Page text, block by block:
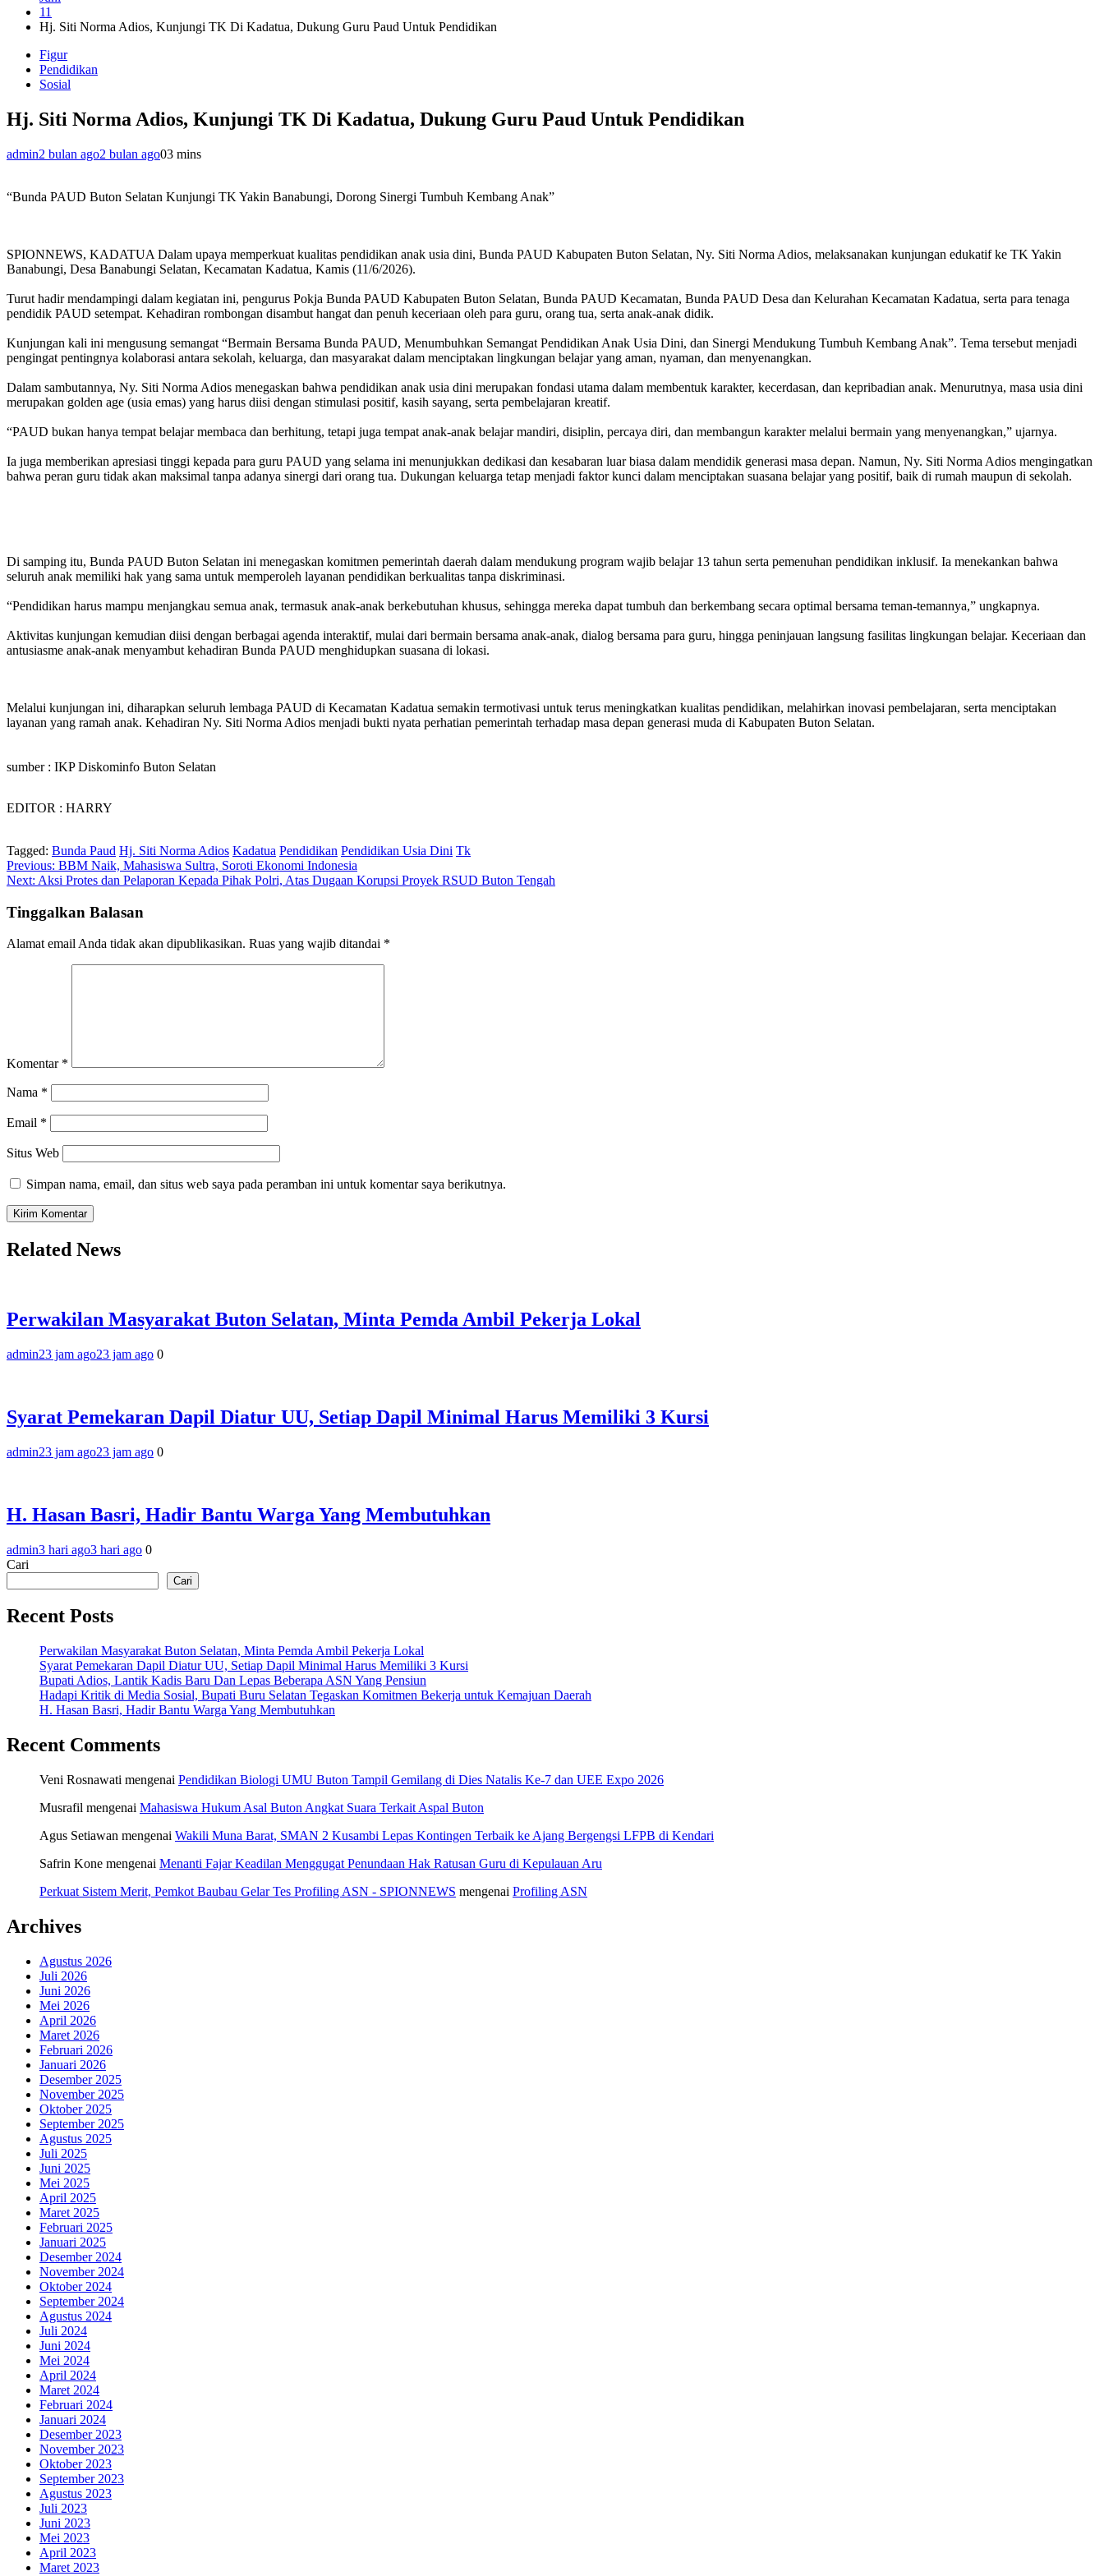
11
Hj. Siti Norma Adios, Kunjungi TK Di Kadatua, Dukung Guru Paud Untuk Pendidikan
Figur
Pendidikan
Sosial
Hj. Siti Norma Adios, Kunjungi TK Di Kadatua, Dukung Guru Paud Untuk Pendidikan
admin2 bulan ago2 bulan ago03 mins
“Bunda PAUD Buton Selatan Kunjungi TK Yakin Banabungi, Dorong Sinergi Tumbuh Kembang Anak”
‎SPIONNEWS, KADATUA Dalam upaya memperkuat kualitas pendidikan anak usia dini, Bunda PAUD Kabupaten Buton Selatan, Ny. Siti Norma Adios, melaksanakan kunjungan edukatif ke TK Yakin
Banabungi, Desa Banabungi Selatan, Kecamatan Kadatua, Kamis (11/6/2026).
‎Turut hadir mendampingi dalam kegiatan ini, pengurus Pokja Bunda PAUD Kabupaten Buton Selatan, Bunda PAUD Kecamatan, Bunda PAUD Desa dan Kelurahan Kecamatan Kadatua, serta para tenaga
pendidik PAUD setempat. Kehadiran rombongan disambut hangat dan penuh keceriaan oleh para guru, orang tua, serta anak-anak didik.
‎Kunjungan kali ini mengusung semangat “Bermain Bersama Bunda PAUD, Menumbuhkan Semangat Pendidikan Anak Usia Dini, dan Sinergi Mendukung Tumbuh Kembang Anak”. Tema tersebut menjadi
pengingat pentingnya kolaborasi antara sekolah, keluarga, dan masyarakat dalam menciptakan lingkungan belajar yang aman, nyaman, dan menyenangkan.
‎Dalam sambutannya, Ny. Siti Norma Adios menegaskan bahwa pendidikan anak usia dini merupakan fondasi utama dalam membentuk karakter, kecerdasan, dan kepribadian anak. Menurutnya, masa usia dini
merupakan golden age (usia emas) yang harus diisi dengan stimulasi positif, kasih sayang, serta pembelajaran kreatif.
‎“PAUD bukan hanya tempat belajar membaca dan berhitung, tetapi juga tempat anak-anak belajar mandiri, disiplin, percaya diri, dan membangun karakter melalui bermain yang menyenangkan,” ujarnya.
‎Ia juga memberikan apresiasi tinggi kepada para guru PAUD yang selama ini menunjukkan dedikasi dan kesabaran luar biasa dalam mendidik generasi masa depan. Namun, Ny. Siti Norma Adios mengingatkan
bahwa peran guru tidak akan maksimal tanpa adanya sinergi dari orang tua. Dukungan keluarga tetap menjadi faktor kunci dalam menciptakan suasana belajar yang positif, baik di rumah maupun di sekolah.
‎Di samping itu, Bunda PAUD Buton Selatan ini menegaskan komitmen pemerintah daerah dalam mendukung program wajib belajar 13 tahun serta pemenuhan pendidikan inklusif. Ia menekankan bahwa
seluruh anak memiliki hak yang sama untuk memperoleh layanan pendidikan berkualitas tanpa diskriminasi.
‎“Pendidikan harus mampu menjangkau semua anak, termasuk anak-anak berkebutuhan khusus, sehingga mereka dapat tumbuh dan berkembang secara optimal bersama teman-temannya,” ungkapnya.
‎Aktivitas kunjungan kemudian diisi dengan berbagai agenda interaktif, mulai dari bermain bersama anak-anak, dialog bersama para guru, hingga peninjauan langsung fasilitas lingkungan belajar. Keceriaan dan
antusiasme anak-anak menyambut kehadiran Bunda PAUD menghidupkan suasana di lokasi.
‎Melalui kunjungan ini, diharapkan seluruh lembaga PAUD di Kecamatan Kadatua semakin termotivasi untuk terus meningkatkan kualitas pendidikan, melahirkan inovasi pembelajaran, serta menciptakan
layanan yang ramah anak. Kehadiran Ny. Siti Norma Adios menjadi bukti nyata perhatian pemerintah terhadap masa depan generasi muda di Kabupaten Buton Selatan.
‎sumber : IKP Diskominfo Buton Selatan
EDITOR : HARRY
Tagged: Bunda Paud Hj. Siti Norma Adios Kadatua Pendidikan Pendidikan Usia Dini Tk
Navigasi
pos
Previous: BBM Naik, Mahasiswa Sultra, Soroti Ekonomi Indonesia
Next: Aksi Protes dan Pelaporan Kepada Pihak Polri, Atas Dugaan Korupsi Proyek RSUD Buton Tengah
Tinggalkan Balasan
Alamat email Anda tidak akan dipublikasikan. Ruas yang wajib ditandai *
Komentar *
Nama *
Email *
Situs Web
Simpan nama, email, dan situs web saya pada peramban ini untuk komentar saya berikutnya.
Related News
Perwakilan Masyarakat Buton Selatan, Minta Pemda Ambil Pekerja Lokal
admin23 jam ago23 jam ago 0
Syarat Pemekaran Dapil Diatur UU, Setiap Dapil Minimal Harus Memiliki 3 Kursi
admin23 jam ago23 jam ago 0
H. Hasan Basri, Hadir Bantu Warga Yang Membutuhkan
admin3 hari ago3 hari ago 0
Cari
Cari
Recent Posts
Perwakilan Masyarakat Buton Selatan, Minta Pemda Ambil Pekerja Lokal
Syarat Pemekaran Dapil Diatur UU, Setiap Dapil Minimal Harus Memiliki 3 Kursi
Bupati Adios, Lantik Kadis Baru Dan Lepas Beberapa ASN Yang Pensiun
Hadapi Kritik di Media Sosial, Bupati Buru Selatan Tegaskan Komitmen Bekerja untuk Kemajuan Daerah
H. Hasan Basri, Hadir Bantu Warga Yang Membutuhkan
Recent Comments
Veni Rosnawati mengenai Pendidikan Biologi UMU Buton Tampil Gemilang di Dies Natalis Ke-7 dan UEE Expo 2026
Musrafil mengenai Mahasiswa Hukum Asal Buton Angkat Suara Terkait Aspal Buton
Agus Setiawan mengenai Wakili Muna Barat, SMAN 2 Kusambi Lepas Kontingen Terbaik ke Ajang Bergengsi LFPB di Kendari
Safrin Kone mengenai Menanti Fajar Keadilan Menggugat Penundaan Hak Ratusan Guru di Kepulauan Aru
Perkuat Sistem Merit, Pemkot Baubau Gelar Tes Profiling ASN - SPIONNEWS mengenai Profiling ASN
Archives
Agustus 2026
Juli 2026
Juni 2026
Mei 2026
April 2026
Maret 2026
Februari 2026
Januari 2026
Desember 2025
November 2025
Oktober 2025
September 2025
Agustus 2025
Juli 2025
Juni 2025
Mei 2025
April 2025
Maret 2025
Februari 2025
Januari 2025
Desember 2024
November 2024
Oktober 2024
September 2024
Agustus 2024
Juli 2024
Juni 2024
Mei 2024
April 2024
Maret 2024
Februari 2024
Januari 2024
Desember 2023
November 2023
Oktober 2023
September 2023
Agustus 2023
Juli 2023
Juni 2023
Mei 2023
April 2023
Maret 2023